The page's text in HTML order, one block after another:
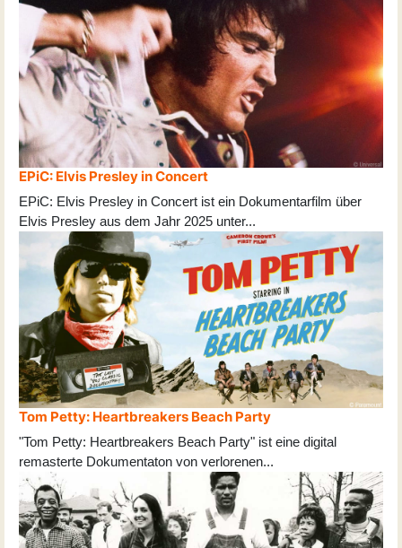
EPiC: Elvis Presley in Concert
EPiC: Elvis Presley in Concert ist ein Dokumentarfilm über
Elvis Presley aus dem Jahr 2025 unter...
Tom Petty: Heartbreakers Beach Party
"Tom Petty: Heartbreakers Beach Party" ist eine digital
remasterte Dokumentaton von verlorenen...